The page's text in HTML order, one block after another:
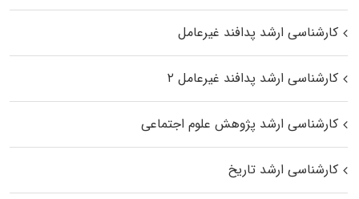
کارشناسی ارشد پدافند غیرعامل
کارشناسی ارشد پدافند غیرعامل ۲
کارشناسی ارشد پژوهش علوم اجتماعی
کارشناسی ارشد تاریخ